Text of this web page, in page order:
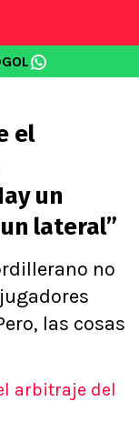
el
un
lateral”
no
las cosas
arbitraje del